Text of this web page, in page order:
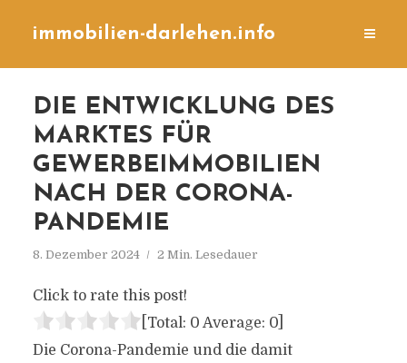
immobilien-darlehen.info
DIE ENTWICKLUNG DES
MARKTES FÜR
GEWERBEIMMOBILIEN
NACH DER CORONA-
PANDEMIE
8. Dezember 2024 2 Min. Lesedauer
Click to rate this post!
[Total: 0 Average: 0]
Die Corona-Pandemie und die damit